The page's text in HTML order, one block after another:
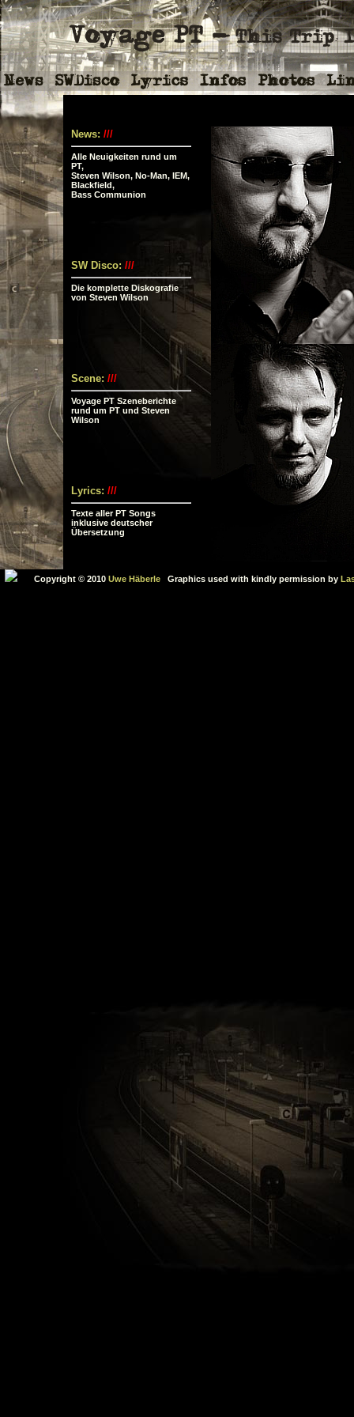
News: ///
Alle Neuigkeiten rund um
PT,
Steven Wilson, No-Man, IEM,
Blackfield,
Bass Communion
SW Disco: ///
Die komplette Diskografie
von Steven Wilson
Scene: ///
Voyage PT Szeneberichte
rund um PT und Steven
Wilson
Lyrics: ///
Texte aller PT Songs
inklusive deutscher
Übersetzung
Copyright © 2010 Uwe Häberle Graphics used with kindly permission by